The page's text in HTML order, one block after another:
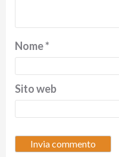
Nome*
Sito web